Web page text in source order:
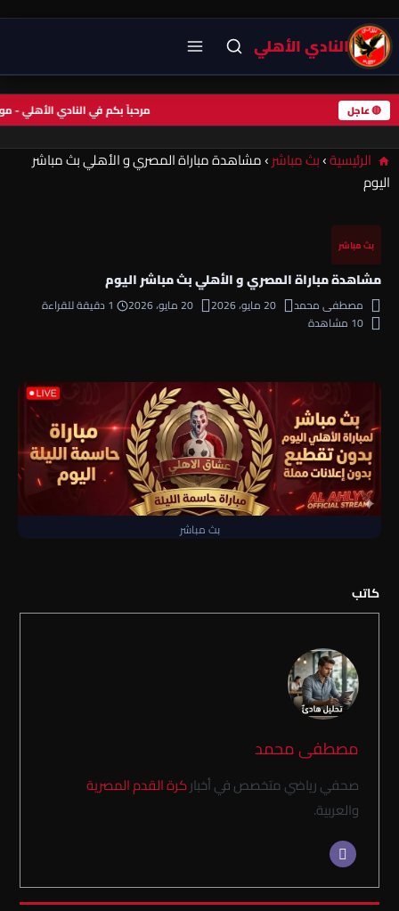
النادي الأهلي
🔴 عاجل مرحباً بكم في النادي الأهلي
الرئيسية›بث مباشر›مشاهدة مباراة المصري و الأهلي بث مباشر
اليوم
بث مباشر
مشاهدة مباراة المصري و الأهلي بث مباشر اليوم
مصطفى محمد 20 مايو، 2026 20 مايو، 2026
1 دقيقة للقراءة
10 مشاهدة
بث مباشر
كاتب
مصطفى محمد
صحفي رياضي متخصص في أخباركرة القدم المصرية
والعربية.